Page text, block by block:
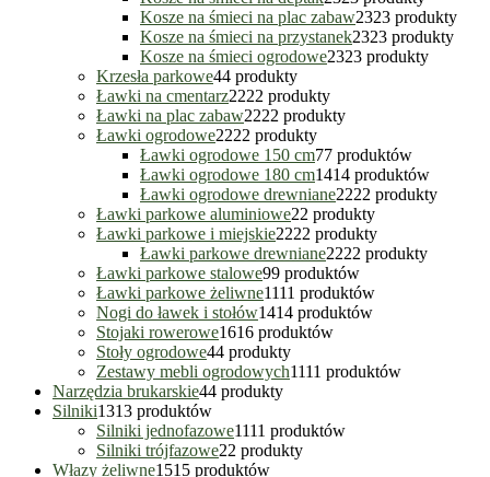
Kosze na śmieci na plac zabaw2323 produkty
Kosze na śmieci na przystanek2323 produkty
Kosze na śmieci ogrodowe2323 produkty
Krzesła parkowe44 produkty
Ławki na cmentarz2222 produkty
Ławki na plac zabaw2222 produkty
Ławki ogrodowe2222 produkty
Ławki ogrodowe 150 cm77 produktów
Ławki ogrodowe 180 cm1414 produktów
Ławki ogrodowe drewniane2222 produkty
Ławki parkowe aluminiowe22 produkty
Ławki parkowe i miejskie2222 produkty
Ławki parkowe drewniane2222 produkty
Ławki parkowe stalowe99 produktów
Ławki parkowe żeliwne1111 produktów
Nogi do ławek i stołów1414 produktów
Stojaki rowerowe1616 produktów
Stoły ogrodowe44 produkty
Zestawy mebli ogrodowych1111 produktów
Narzędzia brukarskie44 produkty
Silniki1313 produktów
Silniki jednofazowe1111 produktów
Silniki trójfazowe22 produkty
Włazy żeliwne1515 produktów